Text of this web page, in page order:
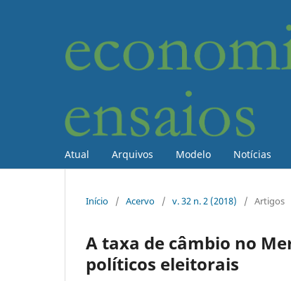
Atual Arquivos Modelo Notícias
Início / Acervo / v. 32 n. 2 (2018) / Artigos
A taxa de câmbio no
políticos eleitorais